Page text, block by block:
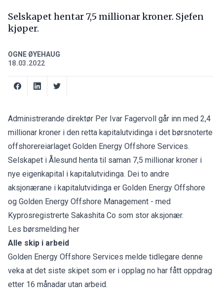
Selskapet hentar 7,5 millionar kroner. Sjefen
kjøper.
OGNE ØYEHAUG
18.03.2022
Administrerande direktør Per Ivar Fagervoll går inn med 2,4
millionar kroner i den retta kapitalutvidinga i det børsnoterte
offshorereiarlaget Golden Energy Offshore Services.
Selskapet i Ålesund henta til saman 7,5 millionar kroner i
nye eigenkapital i kapitalutvidinga. Dei to andre
aksjonærane i kapitalutvidinga er Golden Energy Offshore
og Golden Energy Offshore Management - med
Kyprosregistrerte Sakashita Co som stor aksjonær.
Les børsmelding her
Alle skip i arbeid
Golden Energy Offshore Services melde tidlegare denne
veka at det siste skipet som er i opplag no har fått oppdrag
etter 16 månadar utan arbeid.